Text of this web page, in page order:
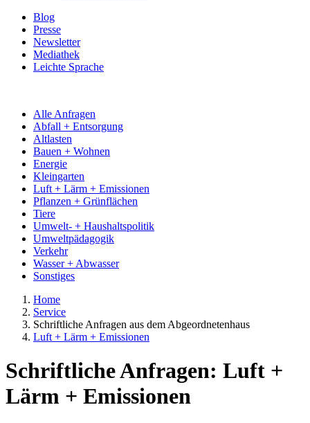
Blog
Presse
Newsletter
Mediathek
Leichte Sprache
Alle Anfragen
Abfall + Entsorgung
Altlasten
Bauen + Wohnen
Energie
Kleingarten
Luft + Lärm + Emissionen
Pflanzen + Grünflächen
Tiere
Umwelt- + Haushaltspolitik
Umweltpädagogik
Verkehr
Wasser + Abwasser
Sonstiges
Home
Service
Schriftliche Anfragen aus dem Abgeordnetenhaus
Luft + Lärm + Emissionen
Schriftliche Anfragen: Luft +
Lärm + Emissionen